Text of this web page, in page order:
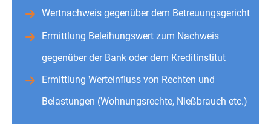
Wertnachweis gegenüber dem Betreuungsgericht
Ermittlung Beleihungswert zum Nachweis
gegenüber der Bank oder dem Kreditinstitut
Ermittlung Werteinfluss von Rechten und
Belastungen (Wohnungsrechte, Nießbrauch etc.)